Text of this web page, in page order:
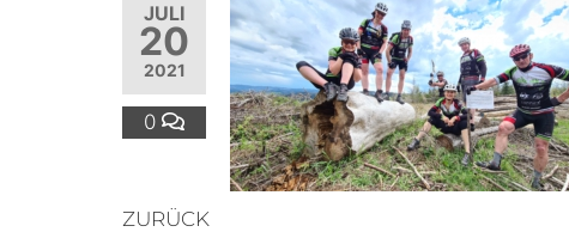
JULI
20
2021
0
ZURÜCK